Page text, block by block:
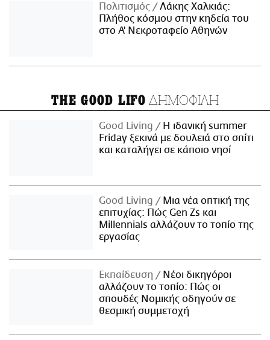
Πολιτισμός
Λάκης Χαλκιάς:
Πλήθος κόσμου στην κηδεία του
στο Α' Νεκροταφείο Αθηνών
THE GOOD LIFO ΔΗΜΟΦΙΛΗ
Good Living
Η ιδανική summer
Friday ξεκινά με δουλειά στο σπίτι
και καταλήγει σε κάποιο νησί
Good Living
Μια νέα οπτική της
επιτυχίας: Πώς Gen Zs και
Millennials αλλάζουν το τοπίο της
εργασίας
Εκπαίδευση
Νέοι δικηγόροι
αλλάζουν το τοπίο: Πώς οι
σπουδές Νομικής οδηγούν σε
θεσμική συμμετοχή